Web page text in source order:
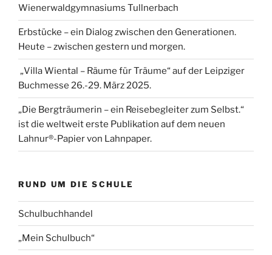
Wienerwaldgymnasiums Tullnerbach
Erbstücke – ein Dialog zwischen den Generationen.
Heute – zwischen gestern und morgen.
„Villa Wiental – Räume für Träume“ auf der Leipziger
Buchmesse 26.-29. März 2025.
„Die Bergträumerin – ein Reisebegleiter zum Selbst.“
ist die weltweit erste Publikation auf dem neuen
Lahnur®-Papier von Lahnpaper.
RUND UM DIE SCHULE
Schulbuchhandel
„Mein Schulbuch“